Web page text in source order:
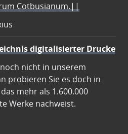
Cotbusianum.||
digitalisierter Drucke
nicht in unserem
probieren Sie es doch in
mehr als 1.600.000
Werke nachweist.